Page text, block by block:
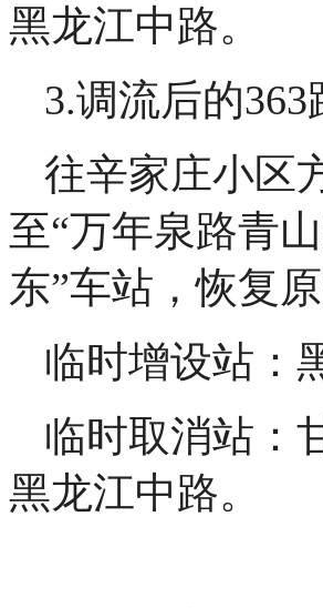
黑龙江中路。
3.调流后的
往辛家庄小区
至“万年泉路青
东”车站，恢复
临时增设站：
临时取消站：
黑龙江中路。